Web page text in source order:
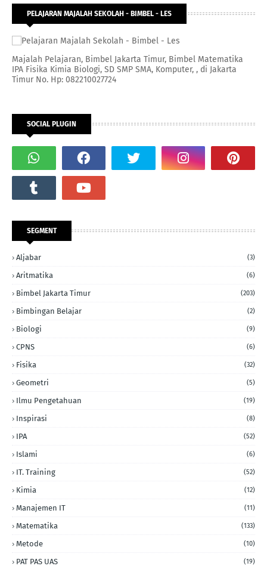
PELAJARAN MAJALAH SEKOLAH - BIMBEL - LES
Majalah Pelajaran, Bimbel Jakarta Timur, Bimbel Matematika
IPA Fisika Kimia Biologi, SD SMP SMA, Komputer, , di Jakarta
Timur No. Hp: 082210027724
SOCIAL PLUGIN
SEGMENT
Aljabar (3)
Aritmatika (6)
Bimbel Jakarta Timur (203)
Bimbingan Belajar (2)
Biologi (9)
CPNS (6)
Fisika (32)
Geometri (5)
Ilmu Pengetahuan (19)
Inspirasi (8)
IPA (52)
Islami (6)
IT. Training (52)
Kimia (12)
Manajemen IT (11)
Matematika (133)
Metode (10)
PAT PAS UAS (19)